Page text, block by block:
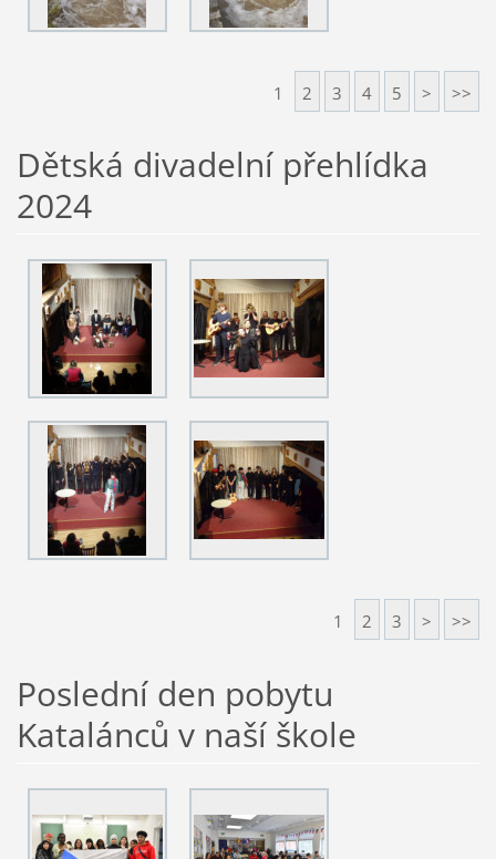
1 2 3 4 5 > >>
Dětská divadelní přehlídka
2024
1 2 3 > >>
Poslední den pobytu
Katalánců v naší škole